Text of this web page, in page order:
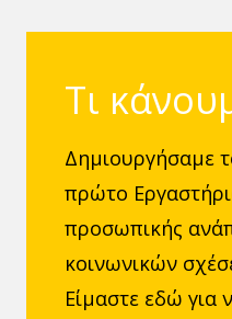
Τι
Δημιουργήσαμε
πρώτο
προσωπικής
κοινωνικών
Είμαστε εδώ